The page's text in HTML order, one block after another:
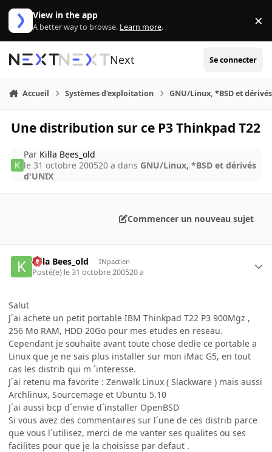
Aller au contenu
View in the app
A better way to browse. Learn more. ×
Next Se connecter
Accueil Systèmes d'exploitation GNU/Linux, *BSD et
Une distribution sur ce P3 Thinkpad T22
Par Killa Bees_old
le 31 octobre 200520 a dans GNU/Linux, *BSD et dérivés
d'UNIX
Commencer un nouveau sujet
Killa Bees_old INpactien
Posté(e) le 31 octobre 200520 a
Salut
J´ai achete un petit portable IBM Thinkpad T22 P3 900Mgz ,
256 Mo RAM, HDD 20Go pour mes etudes en reseau.
Cependant je souhaite avant toute chose dedie ce portable a
Linux que je ne sais plus installer sur mon iMac G5, en tout
cas les distrib qui m ´interesse.
J´ai retenu ma favorite : Zenwalk Linux ( Slackware ) mais aussi
Archlinux, Sourcemage et Ubuntu 5.10
J´ai aussi bcp d´envie d´installer OpenBSD
Si vous avez des commentaires sur l´une de ces distrib parce
que vous l´utilisez, merci de me vanter ses qualites ou ses
facilites pour que je la choisisse par defaut .